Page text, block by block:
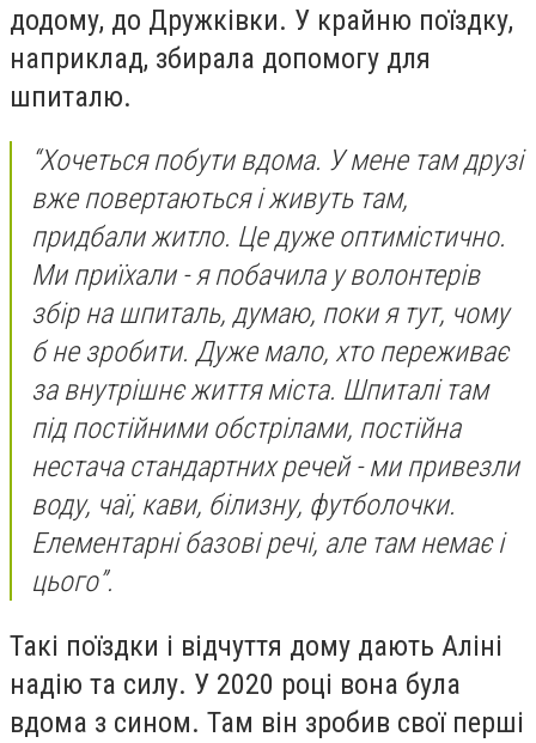
додому, до Дружківки. У крайню поїздку,
наприклад, збирала допомогу для
шпиталю.
“Хочеться побути вдома. У мене там друзі
вже повертаються і живуть там,
придбали житло. Це дуже оптимістично.
Ми приїхали - я побачила у волонтерів
збір на шпиталь, думаю, поки я тут, чому
б не зробити. Дуже мало, хто переживає
за внутрішнє життя міста. Шпиталі там
під постійними обстрілами, постійна
нестача стандартних речей - ми привезли
воду, чаї, кави, білизну, футболочки.
Елементарні базові речі, але там немає і
цього”.
Такі поїздки і відчуття дому дають Аліні
надію та силу. У 2020 році вона була
вдома з сином. Там він зробив свої перші